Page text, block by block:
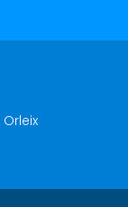
Orleix